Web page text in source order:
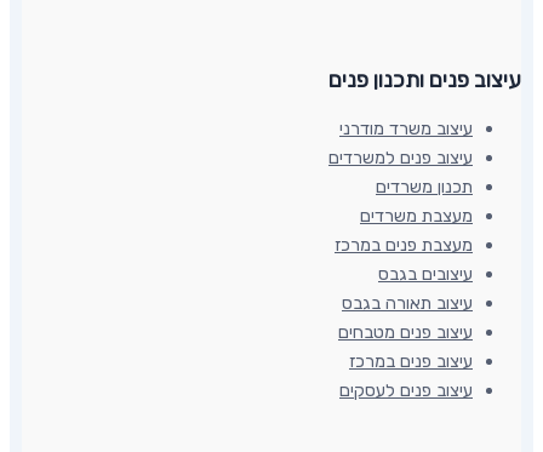
עיצוב פנים ותכנון פנים​
עיצוב משרד מודרני
עיצוב פנים למשרדים
תכנון משרדים
מעצבת משרדים
מעצבת פנים במרכז
עיצובים בגבס
עיצוב תאורה בגבס
עיצוב פנים מטבחים
עיצוב פנים במרכז
עיצוב פנים לעסקים